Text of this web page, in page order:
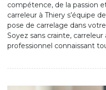
compétence, de la passion
carreleur à Thiery s’équipe
pose de carrelage dans
Soyez sans crainte, carreleur
professionnel connaissant